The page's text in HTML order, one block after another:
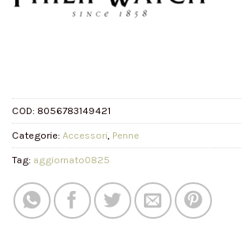
COD: 8056783149421
Categorie: Accessori Penne
Tag: aggiornato0825